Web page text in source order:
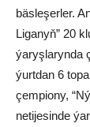
bäsleşerler.
Liganyň” 20
ýaryşlarynda
ýurtdan 6
çempiony,
netijesinde